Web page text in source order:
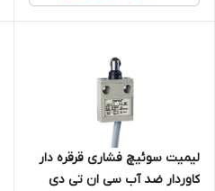
لیمیت سوئیچ فشاری قرقره دار
کاوردار ضد آب سی ان تی دی